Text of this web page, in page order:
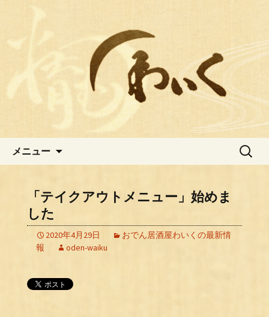
広島中区おでんが人気の居酒屋
【わいく】のブログ
おでん居酒屋わいくの最新情報
メニュー
検
「テイクアウトメニュー」始めま
した
2020年4月29日
おでん居酒屋わいくの最新情
報
oden-waiku